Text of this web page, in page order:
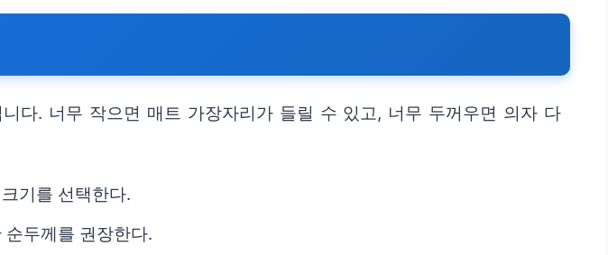
다. 너무 작으면 매트 가장자리가 들릴 수 있고, 너무 두꺼우면 의자 다
기를 선택한다.
두께를 권장한다.